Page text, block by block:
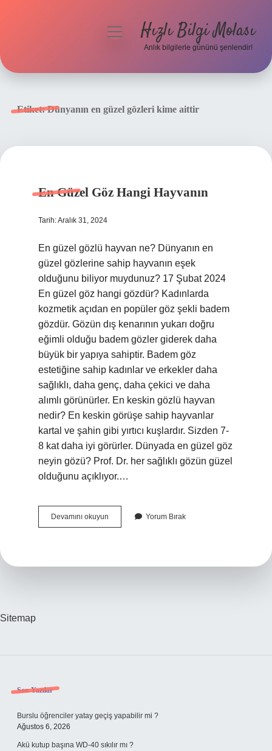
menüyüHızlı Bilgi Molası
Anlık bilgilerle gününü şenlendir!
Etiket:Dünyanın en güzel gözleri kime aittir
En Güzel Göz Hangi Hayvanın
Tarih: Aralık 31, 2024
En güzel gözlü hayvan ne? Dünyanın en
güzel gözlerine sahip hayvanın eşek
olduğunu biliyor muydunuz? 17 Şubat 2024
En güzel göz hangi gözdür? Kadınlarda
kozmetik açıdan en popüler göz şekli badem
gözdür. Gözün dış kenarının yukarı doğru
eğimli olduğu badem gözler giderek daha
büyük bir yapıya sahiptir. Badem göz
estetiğine sahip kadınlar ve erkekler daha
sağlıklı, daha genç, daha çekici ve daha
alımlı görünürler. En keskin gözlü hayvan
nedir? En keskin görüşe sahip hayvanlar
kartal ve şahin gibi yırtıcı kuşlardır. Sizden 7-
8 kat daha iyi görürler. Dünyada en güzel göz
neyin gözü? Prof. Dr. her sağlıklı gözün güzel
olduğunu açıklıyor.…
Devamını okuyun
Güzel
Yorum Bırak
Sitemap
Sidebar
Son Yazılar
Burslu öğrenciler yatay geçiş yapabilir mi ?
Ağustos 6, 2026
Akü kutup başına WD-40 sıkılır mı ?